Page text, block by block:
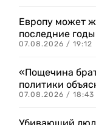
Европу может
последние годы
07.08.2026 / 19:12
«Пощечина
политики
07.08.2026 / 18:43